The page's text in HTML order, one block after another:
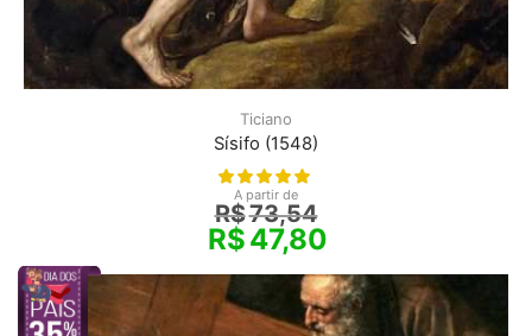
Ticiano
Sísifo (1548)
A partir de
R$73,54
R$47,80